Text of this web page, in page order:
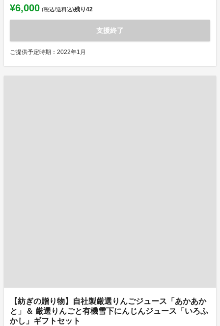
¥6,000 (税込/送料込)残り42
支援終了
ご提供予定時期：2022年1月
【紡ぎの贈り物】自社製厳選りんごジュース「あかあか
と」＆ 厳選りんごと有機雪下にんじんジュース「いろふ
かし」ギフトセット